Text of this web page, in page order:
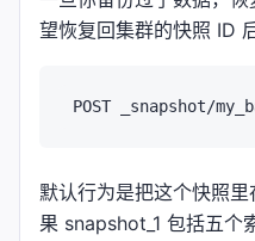
望恢复回集群的快照 ID
默认行为是把这个快照
果 snapshot_1 包括五个